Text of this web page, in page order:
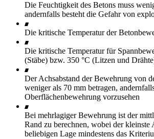
Die Feuchtigkeit des Betons muss
andernfalls besteht die Gefahr von
Die kritische Temperatur der
Die kritische Temperatur für
(Stäbe) bzw. 350 °C (Litzen und
Der Achsabstand der Bewehrung von
weniger als 70 mm betragen,
Oberflächenbewehrung vorzusehen
Bei mehrlagiger Bewehrung ist der
Rand zu berechnen, wobei der kleinste
beliebigen Lage mindestens das